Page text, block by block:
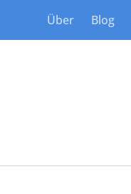
Über Blog